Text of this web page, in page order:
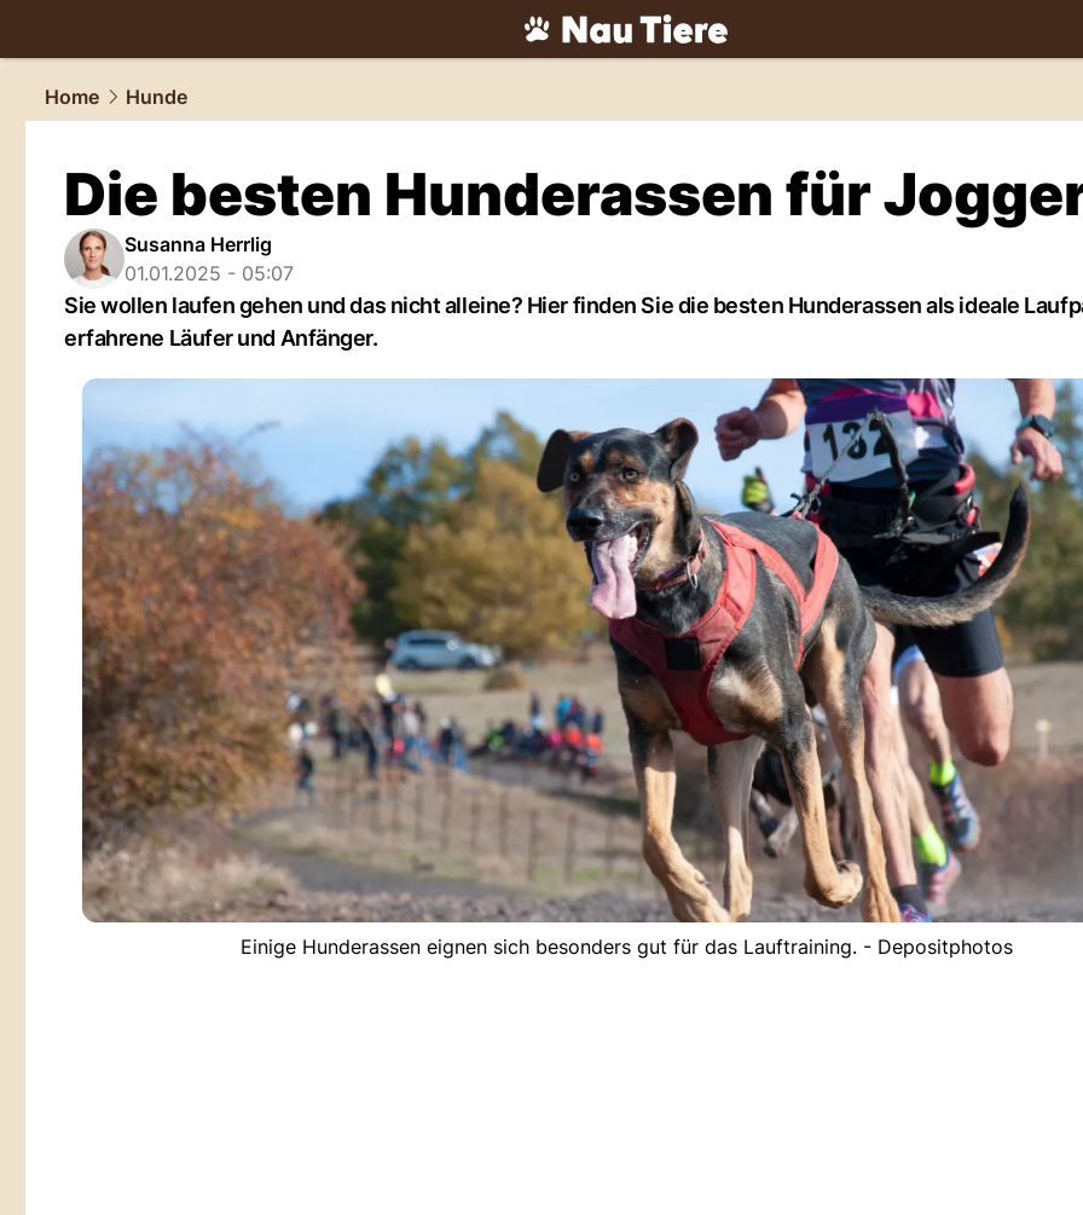
tiere.NAU.ch
Home
Hunde
Die besten Hunderassen für
Susanna Herrlig
01.01.2025 - 05:07
Sie wollen laufen gehen und das nicht alleine? Hier finden Sie die besten Hunderassen als ideale
erfahrene Läufer und Anfänger.
Einige Hunderassen eignen sich besonders gut für das Lauftraining. - Depositphotos